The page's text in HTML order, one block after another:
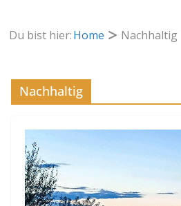
Du bist hier:Home Nachhaltig
Nachhaltig